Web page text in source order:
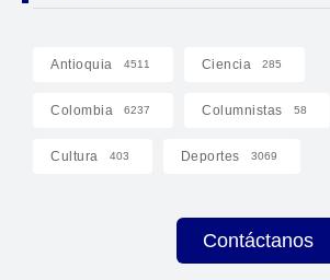
Antioquia 4511 Ciencia 285
Colombia 6237 Columnistas 58
Cultura 403 Deportes 3069
Contáctanos